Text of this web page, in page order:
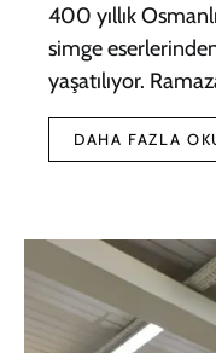
400 yıllık
simge
yaşatılıyor.
DAHA FAZLA